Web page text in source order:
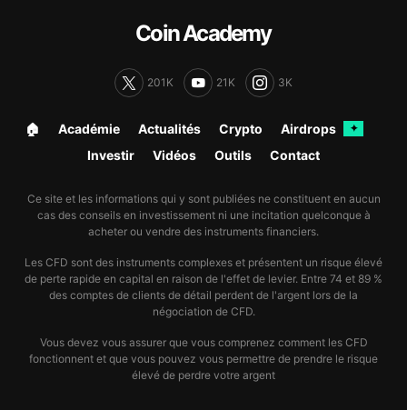
Coin Academy
201K 21K 3K
🏠︎ Académie Actualités Crypto Airdrops ✦
Investir Vidéos Outils Contact
Ce site et les informations qui y sont publiées ne constituent en aucun
cas des conseils en investissement ni une incitation quelconque à
acheter ou vendre des instruments financiers.
Les CFD sont des instruments complexes et présentent un risque élevé
de perte rapide en capital en raison de l'effet de levier. Entre 74 et 89 %
des comptes de clients de détail perdent de l'argent lors de la
négociation de CFD.
Vous devez vous assurer que vous comprenez comment les CFD
fonctionnent et que vous pouvez vous permettre de prendre le risque
élevé de perdre votre argent